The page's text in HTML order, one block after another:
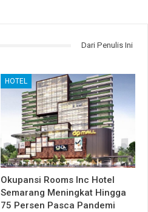
Dari Penulis Ini
HOTEL
Okupansi Rooms Inc Hotel
Semarang Meningkat Hingga
75 Persen Pasca Pandemi